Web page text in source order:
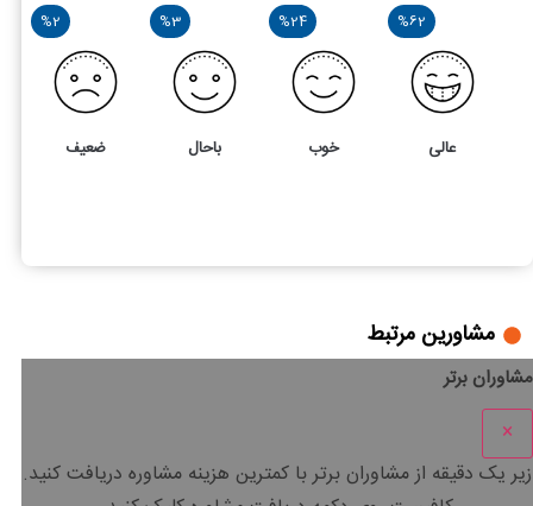
%62
عالی
%24
خوب
%3
باحال
%2
ضعیف
مشاورین مرتبط
مشاوران برتر
×
زیر یک دقیقه از مشاوران برتر باکمترین هزینه مشاوره دریافت کنید.